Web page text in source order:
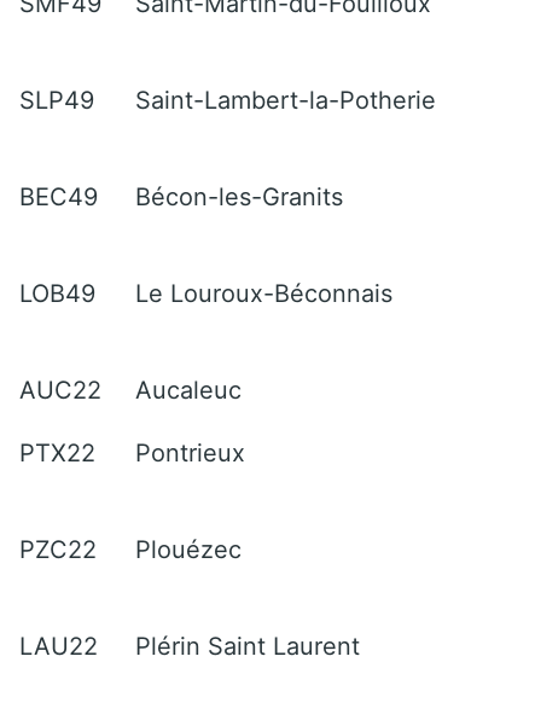
SLP49 Saint-Lambert-la-Potherie
BEC49 Bécon-les-Granits
LOB49 Le Louroux-Béconnais
AUC22 Aucaleuc
PTX22 Pontrieux
PZC22 Plouézec
LAU22 Plérin Saint Laurent